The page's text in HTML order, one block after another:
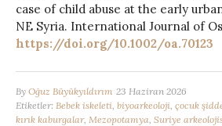
case of child abuse at the early
NE Syria. International Journal of
https://doi.org/10.1002/oa.70123
By Oğuz Büyükyıldırım 23 Haziran 2026
Etiketler: Bebek iskeleti biyoarkeoloji çocuk
kırık kaburgalar, Mezopotamya Suriye